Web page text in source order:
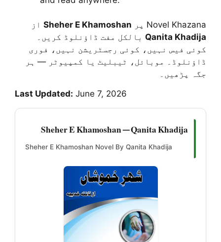
Novel Khazana پر Sheher E Khamoshan از
Qanita Khadija بالکل مفت ڈاؤنلوڈ کریں۔
کوئی فیس نہیں، کوئی رجسٹریشن نہیں، فوری
ڈاؤنلوڈ۔ موبائل، ٹیبلیٹ یا کمپیوٹر — ہر
جگہ پڑھیں۔
Last Updated: June 7, 2026
Sheher E Khamoshan — Qanita Khadija
Sheher E Khamoshan Novel By Qanita Khadija